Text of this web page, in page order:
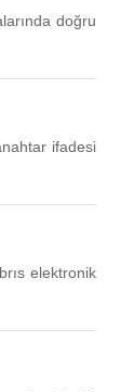
doğru
ifadesi
elektronik